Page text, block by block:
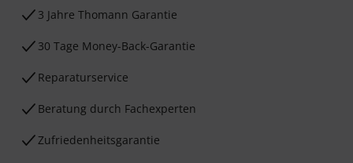
3 Jahre Thomann Garantie
30 Tage Money-Back-Garantie
Reparaturservice
Beratung durch Fachexperten
Zufriedenheitsgarantie